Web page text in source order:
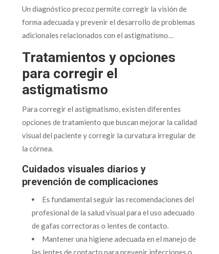
Un diagnóstico precoz permite corregir la visión de
forma adecuada y prevenir el desarrollo de problemas
adicionales relacionados con el astigmatismo…
Tratamientos y opciones
para corregir el
astigmatismo
Para corregir el astigmatismo, existen diferentes
opciones de tratamiento que buscan mejorar la calidad
visual del paciente y corregir la curvatura irregular de
la córnea.
Cuidados visuales diarios y
prevención de complicaciones
Es fundamental seguir las recomendaciones del
profesional de la salud visual para el uso adecuado
de gafas correctoras o lentes de contacto.
Mantener una higiene adecuada en el manejo de
las lentes de contacto para prevenir infecciones o